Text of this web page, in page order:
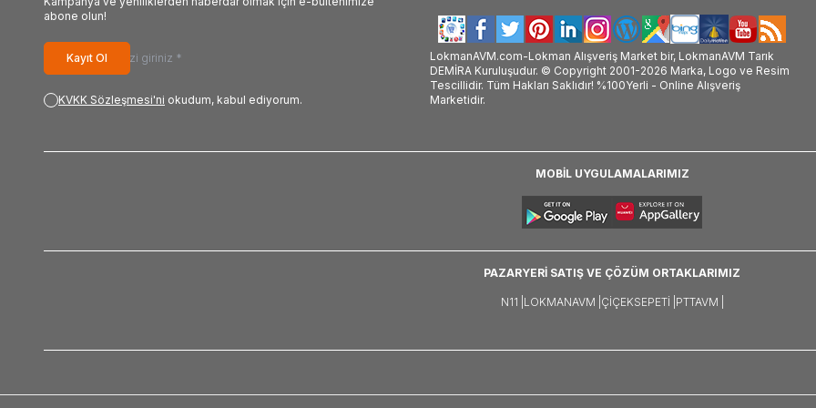
abone olun!
Kayıt Ol
KVKK Sözleşmesi'ni okudum, kabul ediyorum.
LokmanAVM.com-Lokman Alışveriş Market bir, LokmanAVM Tarık
DEMİRA Kuruluşudur. © Copyright 2001-2026 Marka, Logo ve Resim
Tescillidir. Tüm Hakları Saklıdır! %100Yerli - Online Alışveriş
Marketidir.
MOBİL UYGULAMALARIMIZ
PAZARYERİ SATIŞ VE ÇÖZÜM ORTAKLARIMIZ
N11 | LOKMANAVM | ÇIÇEKSEPETI | PTTAVM |